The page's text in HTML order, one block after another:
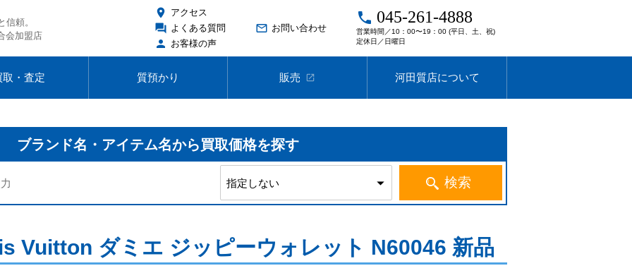
信頼。
会加盟店
place アクセス
forum よくある質問
person お客様の声
mail_outline お問い合わせ
local_phone 045-261-4888
営業時間／10：00〜19：00 (平日、土、祝)
定休日／日曜日
取・査定 質預かり 販売 open_in_new 河田質店について
ブランド名・アイテム名から買取価格を探す
Vuitton ダミエ ジッピーウォレット N60046 新品